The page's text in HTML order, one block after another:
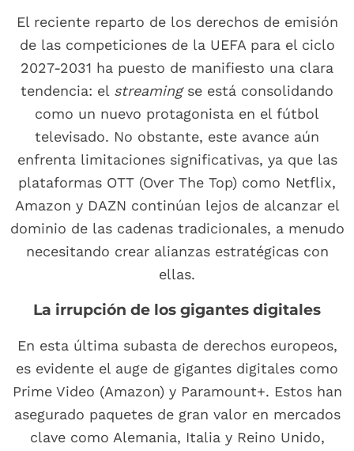
El reciente reparto de los derechos de emisión
de las competiciones de la UEFA para el ciclo
2027-2031 ha puesto de manifiesto una clara
tendencia: el streamingse está consolidando
como un nuevo protagonista en el fútbol
televisado. No obstante, este avance aún
enfrenta limitaciones significativas, ya que las
plataformas OTT (Over The Top) como Netflix,
Amazon y DAZN continúan lejos de alcanzar el
dominio de las cadenas tradicionales, a menudo
necesitando crear alianzas estratégicas con
ellas.
La irrupción de los gigantes digitales
En esta última subasta de derechos europeos,
es evidente el auge de gigantes digitales como
Prime Video (Amazon) y Paramount+. Estos han
asegurado paquetes de gran valor en mercados
clave como Alemania, Italia y Reino Unido,